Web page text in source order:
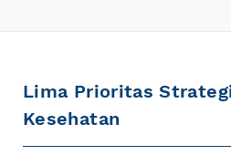
Lima Prioritas
Kesehatan